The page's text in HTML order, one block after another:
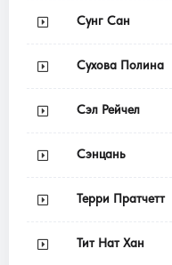
Сунг Сан
Сухова Полина
Сэл Рейчел
Сэнцань
Терри Пратчетт
Тит Нат Хан